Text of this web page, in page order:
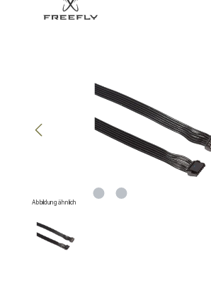
Abbildung ähnlich